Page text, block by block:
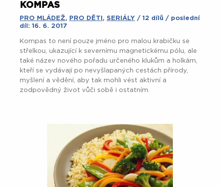
KOMPAS
PRO MLÁDEŽ, PRO DĚTI , SERIÁLY / 12 dílů / poslední
díl: 16. 6. 2017
Kompas to není pouze jméno pro malou krabičku se
střelkou, ukazující k severnímu magnetickému pólu, ale
také název nového pořadu určeného klukům a holkám,
kteří se vydávají po nevyšlapaných cestách přírody,
myšlení a vědění, aby tak mohli vést aktivní a
zodpovědný život vůči sobě i ostatním.